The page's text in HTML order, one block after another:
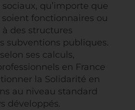
qu’importe que
soient fonctionnaires ou
des structures
subventions publiques.
ses calculs,
en France
la Solidarité en
au niveau standard
développés.